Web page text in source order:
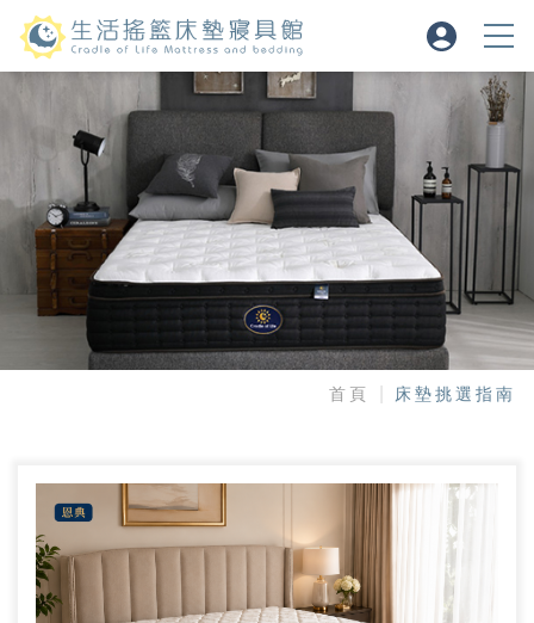
首頁 床墊挑選指南